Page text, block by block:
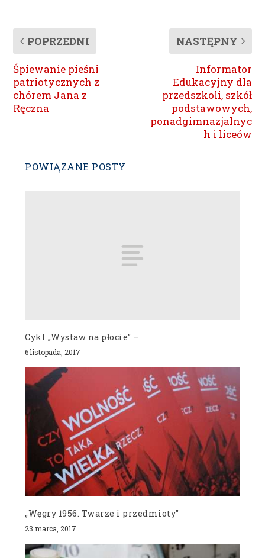
POPRZEDNI
Śpiewanie pieśni
patriotycznych z
chórem Jana z
Ręczna
NASTĘPNY
Informator
Edukacyjny dla
przedszkoli, szkół
podstawowych,
ponadgimnazjalnyc
h i liceów
POWIĄZANE POSTY
Cykl „Wystaw na płocie” –
6 listopada, 2017
„Węgry 1956. Twarze i przedmioty”
23 marca, 2017